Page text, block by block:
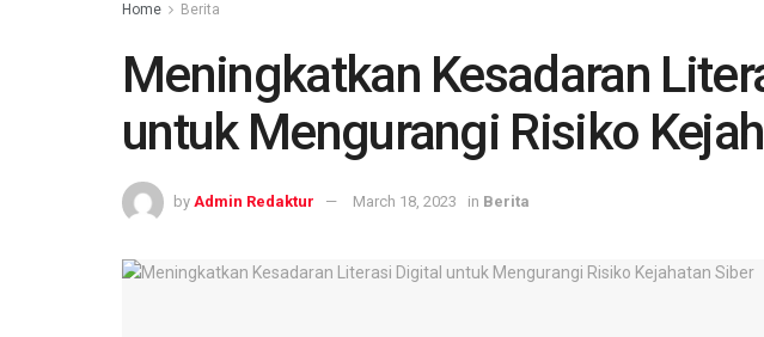
Home Berita
Meningkatkan Kesadaran
untuk Mengurangi Risiko
by Admin Redaktur March 18, 2023 in Berita